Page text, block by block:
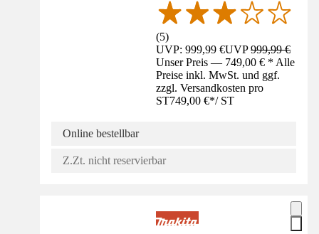
(5)
UVP: 999,99 €UVP999,99 €
Unser Preis — 749,00 € * Alle
Preise inkl. MwSt. und ggf.
zzgl. Versandkosten pro
ST749,00 €*/ ST
Online bestellbar
Z.Zt. nicht reservierbar